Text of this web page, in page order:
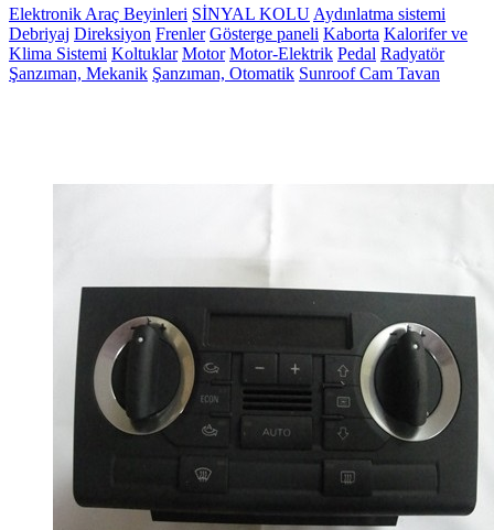
Elektronik Araç Beyinleri SİNYAL KOLU Aydınlatma sistemi
Debriyaj Direksiyon Frenler Gösterge paneli Kaborta Kalorifer ve
Klima Sistemi Koltuklar Motor Motor-Elektrik Pedal Radyatör
Şanzıman, Mekanik Şanzıman, Otomatik Sunroof Cam Tavan